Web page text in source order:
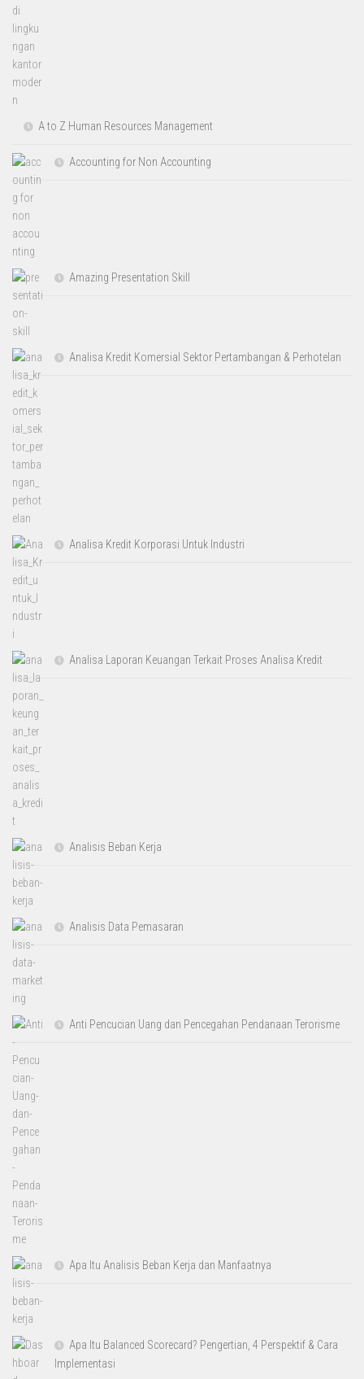
A to Z Human Resources Management
Accounting for Non Accounting
Amazing Presentation Skill
Analisa Kredit Komersial Sektor Pertambangan & Perhotelan
Analisa Kredit Korporasi Untuk Industri
Analisa Laporan Keuangan Terkait Proses Analisa Kredit
Analisis Beban Kerja
Analisis Data Pemasaran
Anti Pencucian Uang dan Pencegahan Pendanaan Terorisme
Apa Itu Analisis Beban Kerja dan Manfaatnya
Apa Itu Balanced Scorecard? Pengertian, 4 Perspektif & Cara
Implementasi